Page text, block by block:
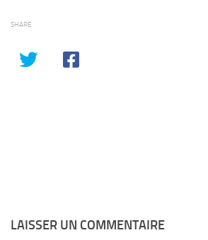
SHARE
LAISSER UN COMMENTAIRE